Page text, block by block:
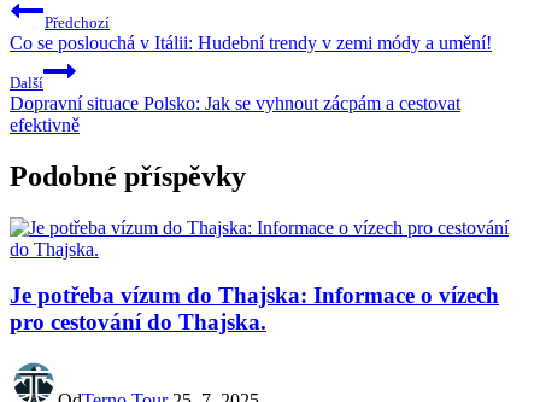
Předchozí
Co se poslouchá v Itálii: Hudební trendy v zemi módy a umění!
Další
Dopravní situace Polsko: Jak se vyhnout zácpám a cestovat
efektivně
Podobné příspěvky
Je potřeba vízum do Thajska: Informace o vízech
pro cestování do Thajska.